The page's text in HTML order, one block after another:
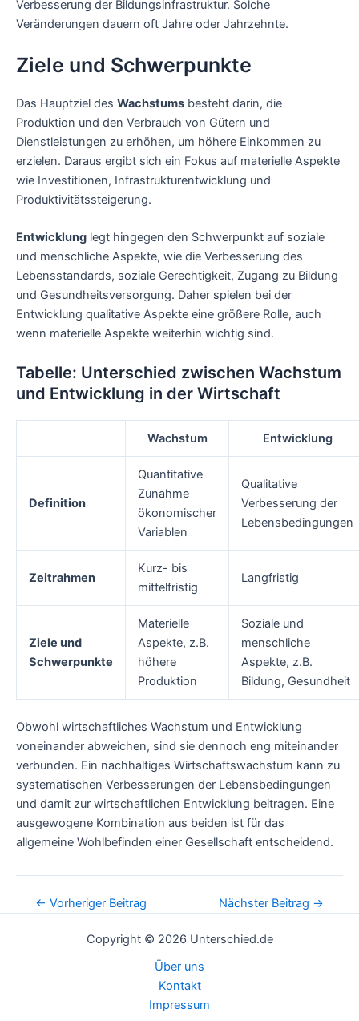
Verbesserung der Bildungsinfrastruktur. Solche
Veränderungen dauern oft Jahre oder Jahrzehnte.
Ziele und Schwerpunkte
Das Hauptziel des Wachstums besteht darin, die
Produktion und den Verbrauch von Gütern und
Dienstleistungen zu erhöhen, um höhere Einkommen zu
erzielen. Daraus ergibt sich ein Fokus auf materielle Aspekte
wie Investitionen, Infrastrukturentwicklung und
Produktivitätssteigerung.
Entwicklung legt hingegen den Schwerpunkt auf soziale
und menschliche Aspekte, wie die Verbesserung des
Lebensstandards, soziale Gerechtigkeit, Zugang zu Bildung
und Gesundheitsversorgung. Daher spielen bei der
Entwicklung qualitative Aspekte eine größere Rolle, auch
wenn materielle Aspekte weiterhin wichtig sind.
Tabelle: Unterschied zwischen Wachstum
und Entwicklung in der Wirtschaft
Wachstum Entwicklung
Definition
Quantitative
Zunahme
ökonomischer
Variablen
Qualitative
Verbesserung der
Lebensbedingungen
Zeitrahmen
Kurz- bis
mittelfristig
Langfristig
Ziele und
Schwerpunkte
Materielle
Aspekte, z.B.
höhere
Produktion
Soziale und
menschliche
Aspekte, z.B.
Bildung, Gesundheit
Obwohl wirtschaftliches Wachstum und Entwicklung
voneinander abweichen, sind sie dennoch eng miteinander
verbunden. Ein nachhaltiges Wirtschaftswachstum kann zu
systematischen Verbesserungen der Lebensbedingungen
und damit zur wirtschaftlichen Entwicklung beitragen. Eine
ausgewogene Kombination aus beiden ist für das
allgemeine Wohlbefinden einer Gesellschaft entscheidend.
Post← Vorheriger Beitrag Nächster Beitrag →
Copyright © 2026 Unterschied.de
Über uns
Kontakt
Impressum